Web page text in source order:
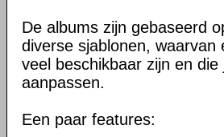
De albums zijn gebaseerd
diverse sjablonen, waarvan
veel beschikbaar zijn en
aanpassen.
Een paar features: